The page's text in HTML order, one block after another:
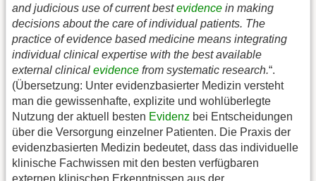
and judicious use of current bestevidence in making
decisions about the care of individual patients. The
practice of evidence based medicine means integrating
individual clinical expertise with the best available
external clinical evidence from systematic research.“.
(Übersetzung: Unter evidenzbasierter Medizin versteht
man die gewissenhafte, explizite und wohlüberlegte
Nutzung der aktuell besten Evidenz bei Entscheidungen
über die Versorgung einzelner Patienten. Die Praxis der
evidenzbasierten Medizin bedeutet, dass das individuelle
klinische Fachwissen mit den besten verfügbaren